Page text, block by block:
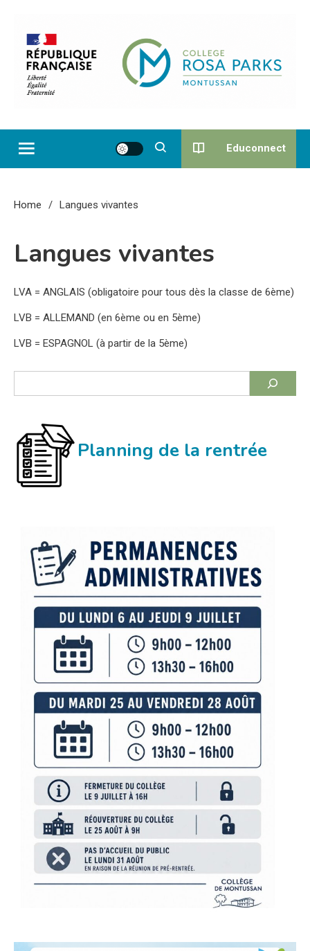
content
Collège Rosa Parks de
Montussan
Educonnect
Home Langues vivantes
Langues vivantes
LVA = ANGLAIS (obligatoire pour tous dès la classe de 6ème)
LVB = ALLEMAND (en 6ème ou en 5ème)
LVB = ESPAGNOL (à partir de la 5ème)
Planning de la rentrée